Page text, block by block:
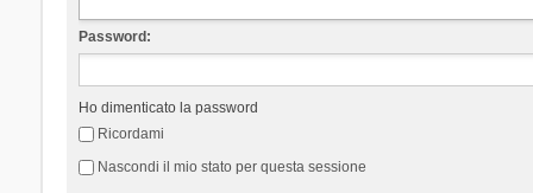
Password:
Ho dimenticato la password
Ricordami
Nascondi il mio stato per questa sessione